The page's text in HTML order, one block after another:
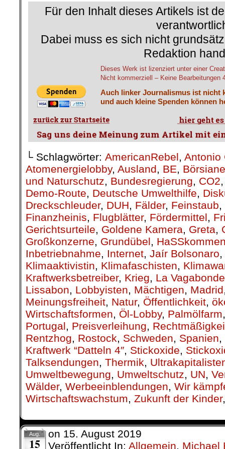
Für den Inhalt dieses Artikels ist
Dabei muss es sich nicht
Redaktion
Dieses Werk ist lizenziert unter einer
Nicht kommerziell – Keine Bearbeitungen
Auch linker Journalismus ist nicht
und auch kleine Spenden können
└ Schlagwörter: AmericanRebel, Antonio
Atomenergielobby, Ausland, BE,
und Naturschutz, Bundesregierung, CO2
Demo-Route, Deutsche Umwelthilfe,
Dreckschleuder, DUH, Fälder, Feinstaub,
Finanzheinis, Flugblätter, Fördermittel,
Gerichtsurteile, Goldene Kamera, Greta,
Großkonzerne, Grundübel,
Inbetriebnahme, Internet, Jaír Bolsonaro,
Klimaaktivistin, Klimafaschisten,
Kraftwerksbetreiber, Krieg, La Vagabonde
Lissabon, Lobbyisten, Mächtigen, Madrid
Meinungsfreiheit, Natur, Öffentlichkeit,
Wirtschaftsformen, Öl-Lobby, Palmölfarm
Portugal, Preisverleihung,
Rentzhog, Rostock, Schweden, Spanien,
Kraftwerk “Datteln 4″, Stickoxide,
Talksendungen, Thermik,
Umweltbewegung, Umweltschutz, UN,
Wälder, Werbeeinblendungen, Wir
Wirtschaftswachstum, Zukunft der Kinder
Aug.
15
on 15. August 2019
Veröffentlicht In: Allgemein, Michael